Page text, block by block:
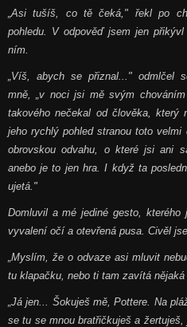
„Asi tušíš, co tě čeká," řekl po
pohledu. V odpověď jsem jen
ním.
„Víš, abych se přiznal..." odmlčel
mně,„v noci jsi mě svým
takového nečekal od člověka,
jeho rychlý pohled stranou toto velmi
obrovskou odvahu, o které jsi ani
anebo je to jen hra. I když ta
ujetá."
Domluvil a mé jediné gesto,
vyvalení očí a otevřená pusa. Civěl
„Myslím, že o odvaze asi mluvit
tu klapačku, nebo ti tam zavítá
„Já jen... Šokuješ mě, Pottere. Na
se tu se mnou bratřičkuješ a